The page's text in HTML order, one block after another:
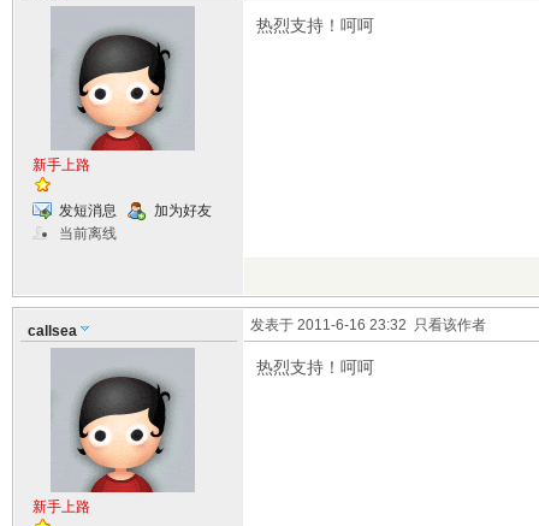
新手上路
发短消息
加为好友
当前离线
热烈支持！呵呵
callsea
新手上路
发表于 2011-6-16 23:32 只看该作者
热烈支持！呵呵